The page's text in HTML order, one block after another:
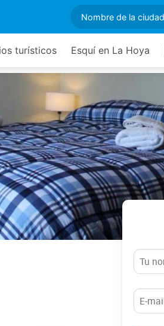
turísticos Esquí en La Hoya